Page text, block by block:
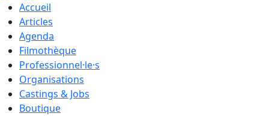
Accueil
Articles
Agenda
Filmothèque
Professionnel·le·s
Organisations
Castings & Jobs
Boutique